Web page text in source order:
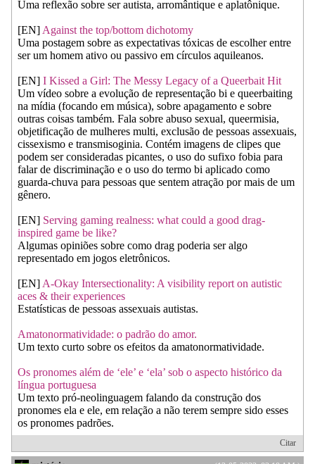
Uma reflexão sobre ser autista, arromântique e aplatônique.
[EN] Against the top/bottom dichotomy
Uma postagem sobre as expectativas tóxicas de escolher entre
ser um homem ativo ou passivo em círculos aquileanos.
[EN] I Kissed a Girl: The Messy Legacy of a Queerbait Hit
Um vídeo sobre a evolução de representação bi e queerbaiting
na mídia (focando em música), sobre apagamento e sobre
outras coisas também. Fala sobre abuso sexual, queermisia,
objetificação de mulheres multi, exclusão de pessoas assexuais,
cissexismo e transmisoginia. Contém imagens de clipes que
podem ser consideradas picantes, o uso do sufixo fobia para
falar de discriminação e o uso do termo bi aplicado como
guarda-chuva para pessoas que sentem atração por mais de um
gênero.
[EN] Serving gaming realness: what could a good drag-
inspired game be like?
Algumas opiniões sobre como drag poderia ser algo
representado em jogos eletrônicos.
[EN] A-Okay Intersectionality: A visibility report on autistic
aces & their experiences
Estatísticas de pessoas assexuais autistas.
Amatonormatividade: o padrão do amor.
Um texto curto sobre os efeitos da amatonormatividade.
Os pronomes além de ‘ele’ e ‘ela’ sob o aspecto histórico da
língua portuguesa
Um texto pró-neolinguagem falando da construção dos
pronomes ela e ele, em relação a não terem sempre sido esses
os pronomes padrões.
Citar